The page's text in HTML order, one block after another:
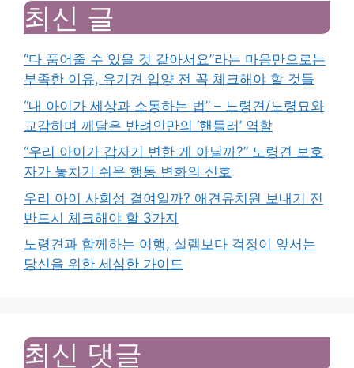
최신 글
“다 품어줄 수 있을 것 같아서요”라는 마음만으로는
부족한 이유, 유기견 입양 전 꼭 체크해야 할 것들
“내 아이가 세상과 소통하는 법” – 노령견/노령묘와
교감하며 깨달은 반려인만의 ‘핸들러’ 역할
“우리 아이가 갑자기 변한 게 아닐까?” 노령견 보호
자가 놓치기 쉬운 행동 변화의 신호
우리 아이 사회성 결여일까? 애견유치원 보내기 전
반드시 체크해야 할 3가지
노령견과 함께하는 여행, 설렘보다 걱정이 앞서는
당신을 위한 세심한 가이드
최신 댓글